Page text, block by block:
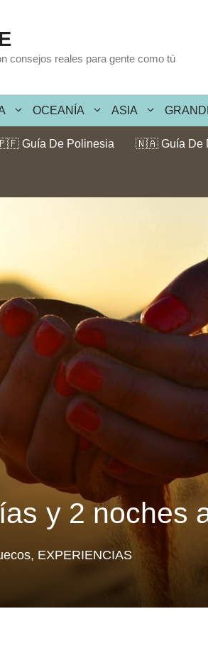
consejos reales para gente como tú
OCEANÍA ASIA
Guía De Polinesia 🇳🇦 Guía De
y 2 noches
, EXPERIENCIAS